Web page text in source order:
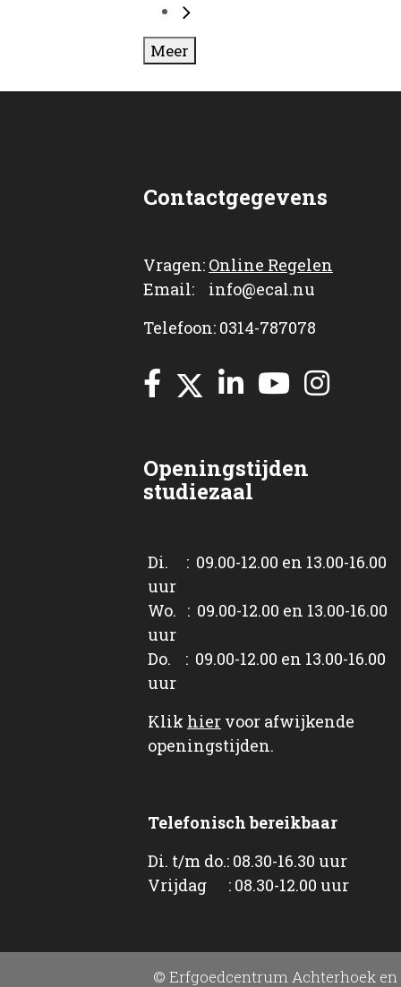
Meer
Contactgegevens
Vragen: Online Regelen
Email: info@ecal.nu
Telefoon: 0314-787078
Openingstijden
studiezaal
Di. : 09.00-12.00 en 13.00-16.00
uur
Wo. : 09.00-12.00 en 13.00-16.00
uur
Do. : 09.00-12.00 en 13.00-16.00
uur
Klik hier voor afwijkende
openingstijden.
Telefonisch bereikbaar
Di. t/m do.: 08.30-16.30 uur
Vrijdag : 08.30-12.00 uur
© Erfgoedcentrum Achterhoek en